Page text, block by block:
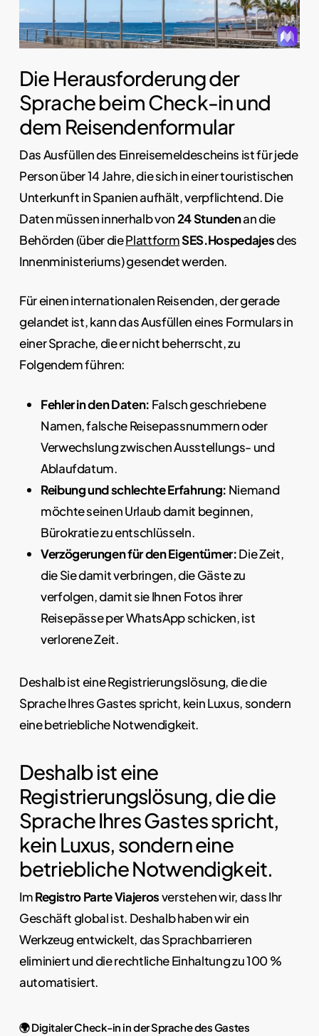
Die Herausforderung der
Sprache beim Check-in und
dem Reisendenformular
Das Ausfüllen des Einreisemeldescheins ist für jede
Person über 14 Jahre, die sich in einer touristischen
Unterkunft in Spanien aufhält, verpflichtend. Die
Daten müssen innerhalb von24 Stundenan die
Behörden (über diePlattformSES.Hospedajesdes
Innenministeriums) gesendet werden.
Für einen internationalen Reisenden, der gerade
gelandet ist, kann das Ausfüllen eines Formulars in
einer Sprache, die er nicht beherrscht, zu
Folgendem führen:
Fehler in den Daten: Falsch geschriebene
Namen, falsche Reisepassnummern oder
Verwechslung zwischen Ausstellungs- und
Ablaufdatum.
Reibung und schlechte Erfahrung: Niemand
möchte seinen Urlaub damit beginnen,
Bürokratie zu entschlüsseln.
Verzögerungen für den Eigentümer:Die Zeit,
die Sie damit verbringen, die Gäste zu
verfolgen, damit sie Ihnen Fotos ihrer
Reisepässe per WhatsApp schicken, ist
verlorene Zeit.
Deshalb ist eine Registrierungslösung, die die
Sprache Ihres Gastes spricht, kein Luxus, sondern
eine betriebliche Notwendigkeit.
Deshalb ist eine
Registrierungslösung, die die
Sprache Ihres Gastes spricht,
kein Luxus, sondern eine
betriebliche Notwendigkeit.
ImRegistro Parte Viajerosverstehen wir, dass Ihr
Geschäft global ist. Deshalb haben wir ein
Werkzeug entwickelt, das Sprachbarrieren
eliminiert und die rechtliche Einhaltung zu 100 %
automatisiert.
🌍 Digitaler Check-in in der Sprache des Gastes